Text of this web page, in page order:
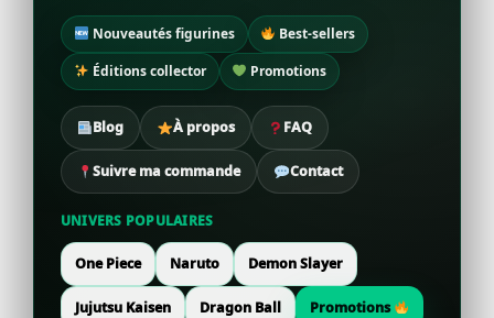
Nouveautés figurines
Best-sellers
Éditions collector
Promotions
Blog À propos FAQ
Suivre ma commande Contact
UNIVERS POPULAIRES
One Piece Naruto Demon Slayer
Jujutsu Kaisen Dragon Ball
Promotions